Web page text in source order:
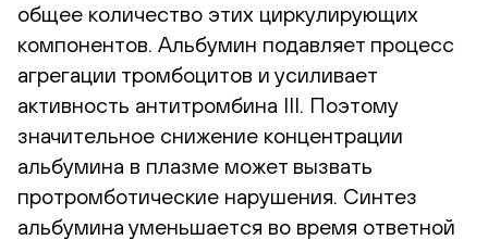
общее количество этих циркулирующих
компонентов. Альбумин подавляет процесс
агрегации тромбоцитов и усиливает
активность антитромбина III. Поэтому
значительное снижение концентрации
альбумина в плазме может вызвать
протромботические нарушения. Синтез
альбумина уменьшается во время ответной